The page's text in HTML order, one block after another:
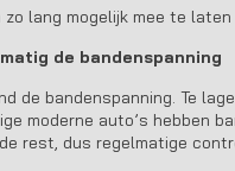
zo lang mogelijk mee te laten
de bandenspanning
de bandenspanning. Te
moderne auto’s hebben
rest, dus regelmatige